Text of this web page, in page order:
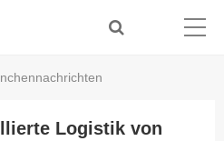
Logistik von